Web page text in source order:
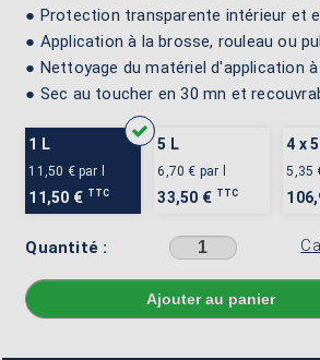
● Protection transparente intérieur et
● Application à la brosse, rouleau ou
● Nettoyage du matériel d'application à
● Sec au toucher en 30 mn et
1 L
11,50 €par l
11,50 € TTC
5 L
6,70 € par l
33,50 € TTC
4 x
5,35
Quantité :
Sélectionner une couleur avant